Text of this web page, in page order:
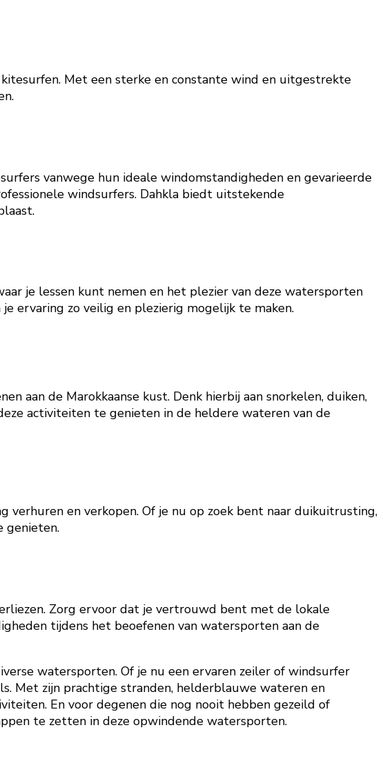
Met een sterke en constante wind en uitgestrekte
vanwege hun ideale windomstandigheden en gevarieerde
windsurfers. Dahkla biedt uitstekende
je lessen kunt nemen en het plezier van deze watersporten
ervaring zo veilig en plezierig mogelijk te maken.
aan de Marokkaanse kust. Denk hierbij aan snorkelen, duiken,
activiteiten te genieten in de heldere wateren van de
en verkopen. Of je nu op zoek bent naar duikuitrusting,
genieten.
Zorg ervoor dat je vertrouwd bent met de lokale
tijdens het beoefenen van watersporten aan de
watersporten. Of je nu een ervaren zeiler of windsurfer
Met zijn prachtige stranden, helderblauwe wateren en
En voor degenen die nog nooit hebben gezeild of
te zetten in deze opwindende watersporten.